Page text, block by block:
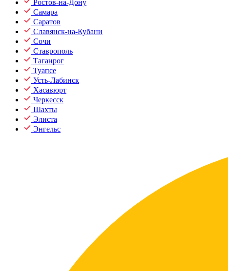
Ростов-на-Дону
Самара
Саратов
Славянск-на-Кубани
Сочи
Ставрополь
Таганрог
Туапсе
Усть-Лабинск
Хасавюрт
Черкесск
Шахты
Элиста
Энгельс